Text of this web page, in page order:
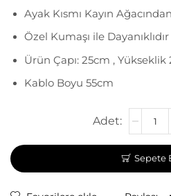
Ayak Kısmı Kayın
Özel Kumaşı ile Dayanıklıdır
Ürün Çapı: 25cm , Yükseklik
Kablo Boyu 55cm
Sepete